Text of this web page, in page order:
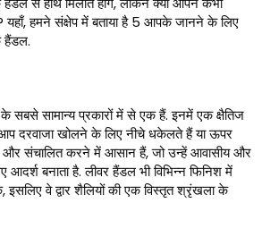
हमने संक्षेप में बताया है 5 आपके जानने के लिए
हैंडल.
सबसे सामान्य प्रकारों में से एक हैं. इनमें एक क्षैतिज
आप दरवाजा खोलने के लिए नीचे धकेलते हैं या ऊपर
और संचालित करने में आसान हैं, जो उन्हें आवासीय और
आदर्श बनाता है. लीवर हैंडल भी विभिन्न फिनिश में
वे द्वार शैलियों की एक विस्तृत श्रृंखला के